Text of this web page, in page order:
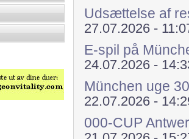
Udsættelse af
27.07.2026 -
E-spil på
24.07.2026 -
München uge 30
22.07.2026 -
000-CUP